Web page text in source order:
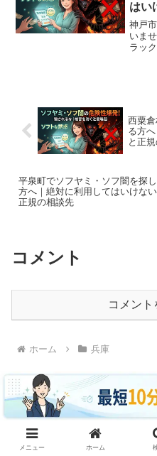
はい
神戸
いま
ラッ
西粟
る方
と正
平泉町でソフヤミ・ソフ闇を探
方へ｜絶対に利用してはいけな
正規の相談先
コメント
コメント
ホーム 兵庫
ソフヤミ・ソフ闇に騙
メニュー ホーム